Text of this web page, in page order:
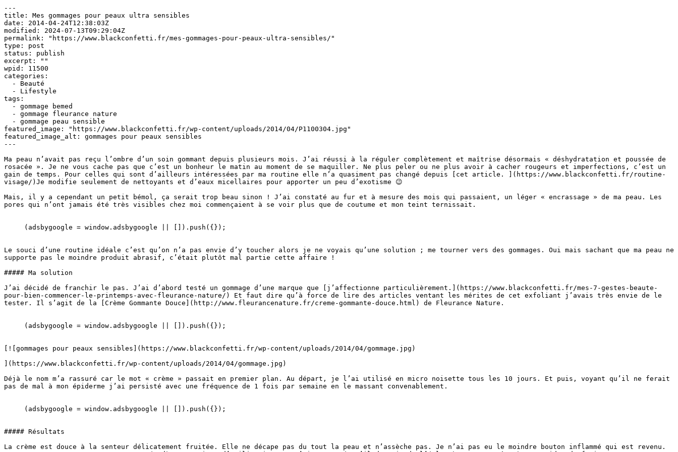
---
title: Mes gommages pour peaux ultra sensibles
date: 2014-04-24T12:38:03Z
modified: 2024-07-13T09:29:04Z
permalink: "https://www.blackconfetti.fr/mes-gommages-pour-peaux-ultra-sensibles/"
type: post
status: publish
excerpt: ""
wpid: 11500
categories:
tags:
featured_image: "https://www.blackconfetti.fr/wp-content/uploads/2014/04/P1100304.jpg"
featured_image_alt: gommages pour peaux sensibles
---
Ma peau n’avait pas reçu l’ombre d’un soin gommant depuis plusieurs mois. J’ai réussi à la réguler complètement et maîtrise désormais « déshydratation et poussée de
rosacée ». Je ne vous cache pas que c’est un bonheur le matin au moment de se maquiller. Ne plus peler ou ne plus avoir à cacher rougeurs et imperfections, c’est un
gain de temps. Pour celles qui sont d’ailleurs intéressées par ma routine elle n’a quasiment pas changé depuis [cet article. ](https://www.blackconfetti.fr/routine-
visage/)Je modifie seulement de nettoyants et d’eaux micellaires pour apporter un peu d’exotisme 😉
Mais, il y a cependant un petit bémol, ça serait trop beau sinon ! J’ai constaté au fur et à mesure des mois qui passaient, un léger « encrassage » de ma peau. Les
pores qui n’ont jamais été très visibles chez moi commençaient à se voir plus que de coutume et mon teint ternissait.
Le souci d’une routine idéale c’est qu’on n’a pas envie d’y toucher alors je ne voyais qu’une solution ; me tourner vers des gommages. Oui mais sachant que ma peau ne
supporte pas le moindre produit abrasif, c’était plutôt mal partie cette affaire !
##### Ma solution
J’ai décidé de franchir le pas. J’ai d’abord testé un gommage d’une marque que [j’affectionne particulièrement.](https://www.blackconfetti.fr/mes-7-gestes-beaute-
pour-bien-commencer-le-printemps-avec-fleurance-nature/) Et faut dire qu’à force de lire des articles ventant les mérites de cet exfoliant j’avais très envie de le
tester. Il s’agit de la [Crème Gommante Douce](http://www.fleurancenature.fr/creme-gommante-douce.html) de Fleurance Nature.
[![gommages pour peaux sensibles](https://www.blackconfetti.fr/wp-content/uploads/2014/04/gommage.jpg)
](https://www.blackconfetti.fr/wp-content/uploads/2014/04/gommage.jpg)
Déjà le nom m’a rassuré car le mot « crème » passait en premier plan. Au départ, je l’ai utilisé en micro noisette tous les 10 jours. Et puis, voyant qu’il ne ferait
pas de mal à mon épiderme j’ai persisté avec une fréquence de 1 fois par semaine en le massant convenablement.
##### Résultats
La crème est douce à la senteur délicatement fruitée. Elle ne décape pas du tout la peau et n’assèche pas. Je n’ai pas eu le moindre bouton inflammé qui est revenu.